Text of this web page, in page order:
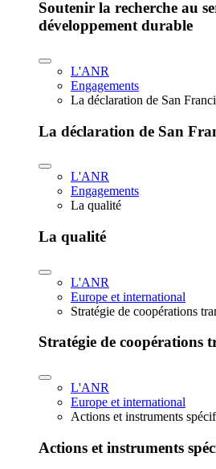
Soutenir la recherche au
développement durable
L'ANR
Engagements
La déclaration de San
La déclaration de San
L'ANR
Engagements
La qualité
La qualité
L'ANR
Europe et international
Stratégie de coopérations
Stratégie de coopérations
L'ANR
Europe et international
Actions et instruments
Actions et instruments